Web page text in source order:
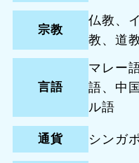
宗教
仏教、
教、道
言語
マレー
語、中
ル語
通貨 シンガ